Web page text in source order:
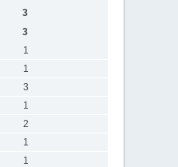
3
3
1
1
3
1
2
1
1